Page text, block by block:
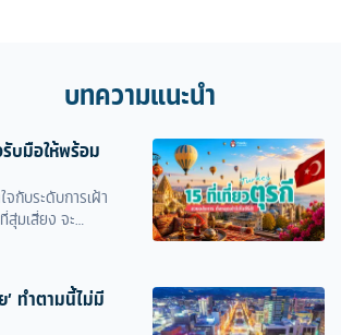
บทความแนะนำ
บมือให้พร้อม
จกับระดับการเฝ้า
สุ่มเสี่ยง จะ
งประเทศได้อย่าง
’ ทำตามนี้ไม่มี